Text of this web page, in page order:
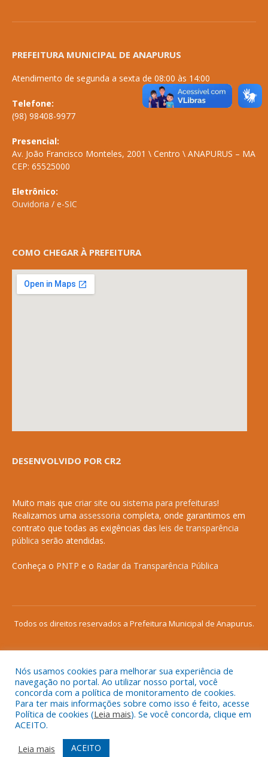
PREFEITURA MUNICIPAL DE ANAPURUS
Atendimento de segunda a sexta de 08:00 às 14:00
Telefone:
(98) 98408-9977
Presencial:
Av. João Francisco Monteles, 2001 \ Centro \ ANAPURUS – MA
CEP: 65525000
Eletrônico:
Ouvidoria / e-SIC
COMO CHEGAR À PREFEITURA
DESENVOLVIDO POR CR2
Muito mais que criar site ou sistema para prefeituras!
Realizamos uma assessoria completa, onde garantimos em
contrato que todas as exigências das leis de transparência
pública serão atendidas.
Conheça o PNTP e o Radar da Transparência Pública
Todos os direitos reservados a Prefeitura Municipal de Anapurus.
Mapa do Site
Acessar Área Administrativa
Acessar o Webmail
Nós usamos cookies para melhorar sua experiência de
navegação no portal. Ao utilizar nosso portal, você
concorda com a política de monitoramento de cookies.
Para ter mais informações sobre como isso é feito, acesse
Política de cookies (Leia mais). Se você concorda, clique em
ACEITO.
Leia mais
ACEITO